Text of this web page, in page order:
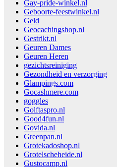
Gay-pride-winkel.nl
Geboorte-feestwinkel.nl
Geld
Geocachingshop.nl
Gestrikt.nl
Geuren Dames
Geuren Heren
gezichtsreiniging
Gezondheid en verzorging
Glampings.com
Gocashmere.com
goggles
Golftaspro.nl
Good4fun.nl
Govida.nl
Greenpan.nl
Grotekadoshop.nl
Grotelscheheide.nl
Gustocamp.nl